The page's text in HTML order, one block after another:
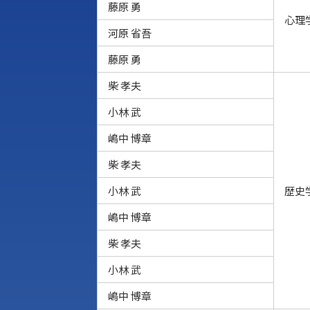
心理
藤原 勇
河原 省吾
藤原 勇
柴 孝夫
歴史
小林 武
嶋中 博章
柴 孝夫
小林 武
嶋中 博章
柴 孝夫
小林 武
嶋中 博章